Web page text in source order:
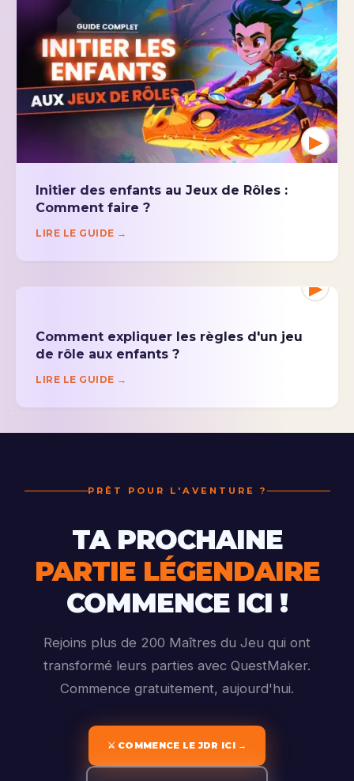
▶
Initier des enfants au Jeux de Rôles :
Comment faire ?
LIRE LE GUIDE →
▶
Comment expliquer les règles d'un jeu
de rôle aux enfants ?
LIRE LE GUIDE →
PRÊT POUR L'AVENTURE ?
TA PROCHAINE
PARTIE LÉGENDAIRE
COMMENCE ICI !
Rejoins plus de 200 Maîtres du Jeu qui ont
transformé leurs parties avec QuestMaker.
Commence gratuitement, aujourd'hui.
⚔️ COMMENCE LE JDR ICI →